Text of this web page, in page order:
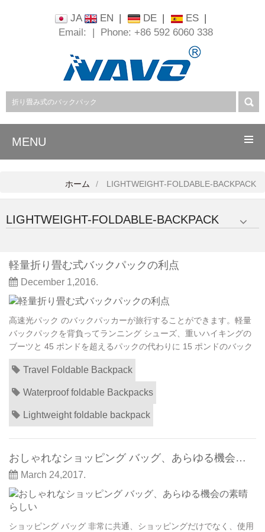
JA EN | DE | ES |
Email:
| Phone: +86 592 6060 338
MENU
ホーム LIGHTWEIGHT-FOLDABLE-BACKPACK
LIGHTWEIGHT-FOLDABLE-BACKPACK
軽量折り畳む式バックパックの利点
December 1,2016.
高速光パック のバックパッカーが旅行することができます。軽量
バックパックを背負ってランニング シューズ、重いハイキングの
ブーツと 45 ポンドを超えるパックの代わりに 15 ポンドのバック
パックを着用することができます。これは時間、さらに、短い期
間の旅行だけでなく、バックパッカーをできますが、快適さと安
全性より多くの楽しみに相当のレベルが向上します。 まず、伝統
的なバックパッカーについてお話しまし...
Travel Foldable Backpack
Waterproof foldable Backpacks
Lightweight foldable backpack
おしゃれなショッピング バッグ、あらゆる機会の素晴らしい
March 24,2017.
ショッピング バッグ 非常に共通、ショッピングだけでなく、使用